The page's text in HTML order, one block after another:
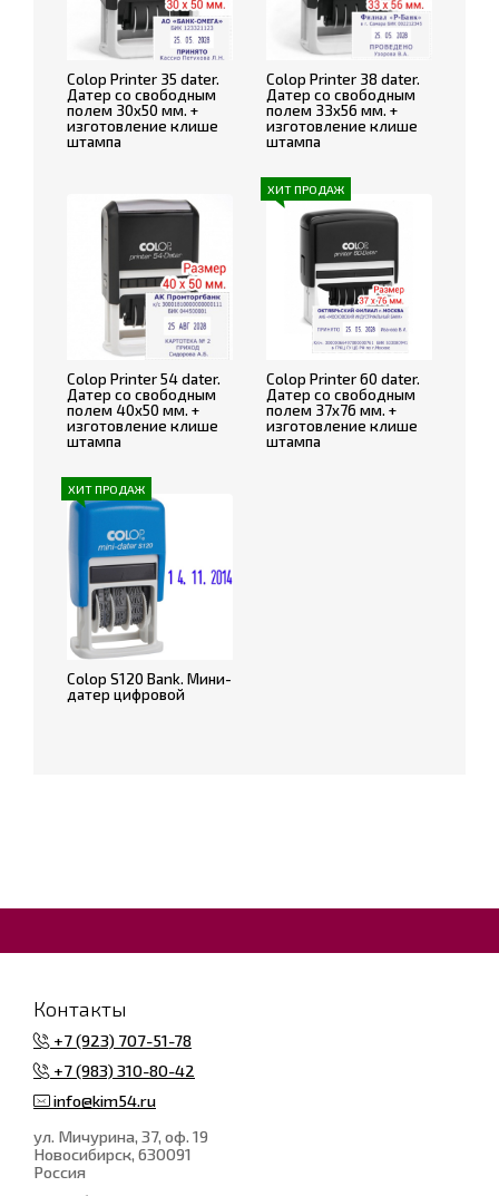
Colop Printer 35 dater.
Датер со свободным
полем 30х50 мм. +
изготовление клише
штампа
Colop Printer 38 dater.
Датер со свободным
полем 33х56 мм. +
изготовление клише
штампа
Colop Printer 54 dater.
Датер со свободным
полем 40х50 мм. +
изготовление клише
штампа
ХИТ ПРОДАЖ
Colop Printer 60 dater.
Датер со свободным
полем 37х76 мм. +
изготовление клише
штампа
ХИТ ПРОДАЖ
Colop S120 Bank. Мини-
датер цифровой
Контакты
+7 (923) 707-51-78
+7 (983) 310-80-42
info@kim54.ru
ул. Мичурина, 37, оф. 19
Новосибирск, 630091
Россия